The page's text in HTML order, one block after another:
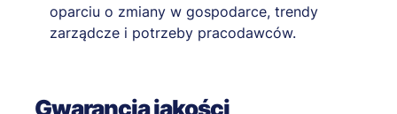
oparciu o zmiany w gospodarce, trendy
zarządcze i potrzeby pracodawców.
Gwarancja jakości